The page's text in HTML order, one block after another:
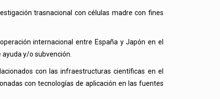
trasnacional con células madre con fines
internacional entre España y Japón en el
y/o subvención.
con las infraestructuras científicas en el
con tecnologías de aplicación en las fuentes